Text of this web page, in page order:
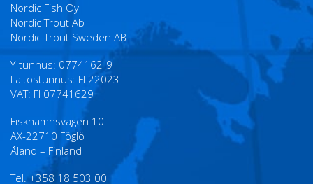
Nordic Fish Oy
Nordic Trout Ab
Nordic Trout Sweden AB
Y-tunnus: 0774162-9
Laitostunnus: FI 22023
VAT: FI 07741629
Fiskhamnsvägen 10
AX-22710 Föglö
Åland – Finland
Tel. +358 18 503 00